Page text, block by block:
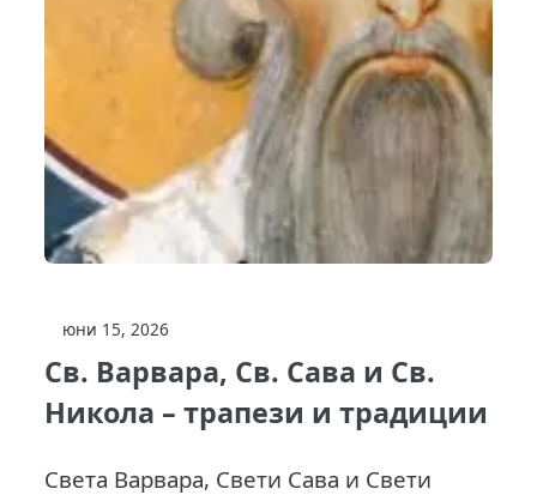
юни 15, 2026
Св. Варвара, Св. Сава и Св.
Никола – трапези и традиции
Света Варвара, Свети Сава и Свети